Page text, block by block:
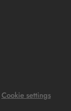
Cookie settings